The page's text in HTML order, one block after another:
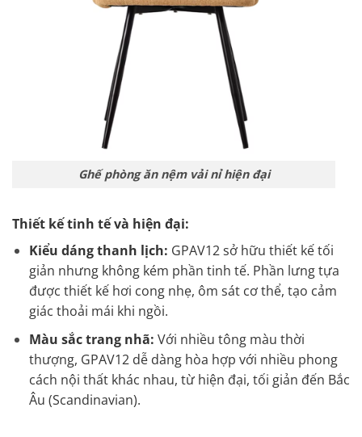
Ghế phòng ăn nệm vải nỉ hiện đại
Thiết kế tinh tế và hiện đại:
Kiểu dáng thanh lịch: GPAV12 sở hữu thiết kế tối
giản nhưng không kém phần tinh tế. Phần lưng tựa
được thiết kế hơi cong nhẹ, ôm sát cơ thể, tạo cảm
giác thoải mái khi ngồi.
Màu sắc trang nhã: Với nhiều tông màu thời
thượng, GPAV12 dễ dàng hòa hợp với nhiều phong
cách nội thất khác nhau, từ hiện đại, tối giản đến Bắc
Âu (Scandinavian).